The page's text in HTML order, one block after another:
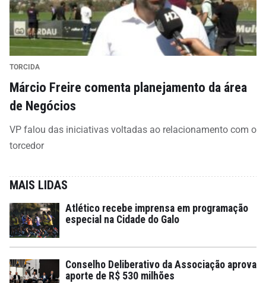
TORCIDA
Márcio Freire comenta planejamento da área
de Negócios
VP falou das iniciativas voltadas ao relacionamento com o
torcedor
MAIS LIDAS
Atlético recebe imprensa em programação
especial na Cidade do Galo
Conselho Deliberativo da Associação aprova
aporte de R$ 530 milhões